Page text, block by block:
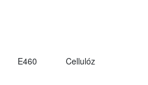
E460 Cellulóz